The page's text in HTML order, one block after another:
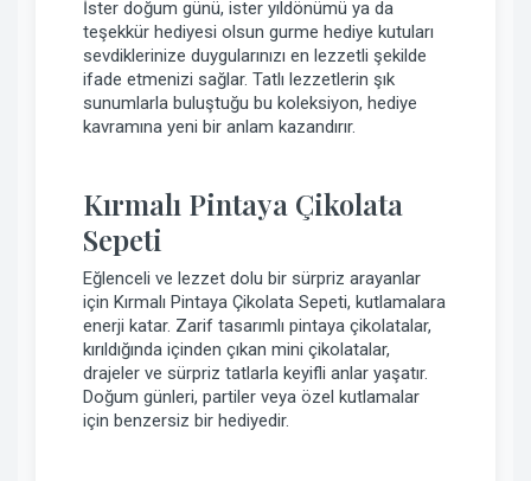
İster doğum günü, ister yıldönümü ya da
teşekkür hediyesi olsun gurme hediye kutuları
sevdiklerinize duygularınızı en lezzetli şekilde
ifade etmenizi sağlar. Tatlı lezzetlerin şık
sunumlarla buluştuğu bu koleksiyon, hediye
kavramına yeni bir anlam kazandırır.
Kırmalı Pintaya Çikolata
Sepeti
Eğlenceli ve lezzet dolu bir sürpriz arayanlar
için Kırmalı Pintaya Çikolata Sepeti, kutlamalara
enerji katar. Zarif tasarımlı pintaya çikolatalar,
kırıldığında içinden çıkan mini çikolatalar,
drajeler ve sürpriz tatlarla keyifli anlar yaşatır.
Doğum günleri, partiler veya özel kutlamalar
için benzersiz bir hediyedir.